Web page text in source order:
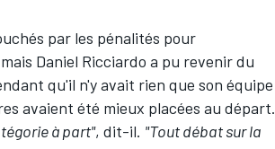
par les pénalités pour
Daniel Ricciardo a pu revenir du
qu'il n'y avait rien que son équipe
avaient été mieux placées au départ.
à part", dit-il. "Tout débat sur la